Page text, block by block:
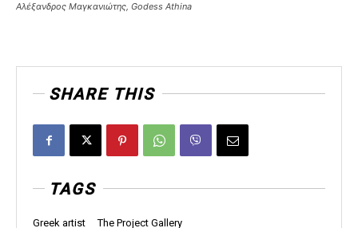
Αλέξανδρος Μαγκανιώτης, Godess Athina
SHARE THIS
TAGS
Greek artist The Project Gallery